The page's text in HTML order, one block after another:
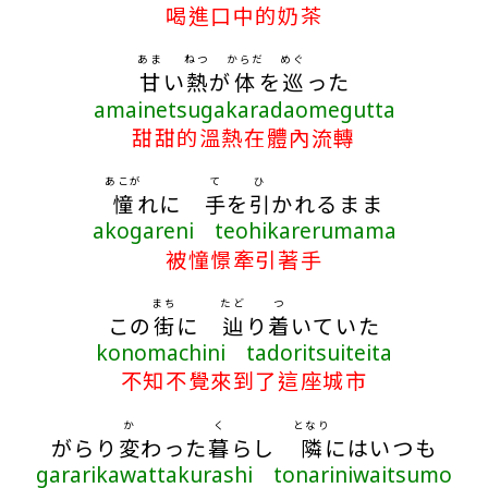
喝進口中的奶茶
甘
あま
い熱
ねつ
が体
からだ
を巡
めぐ
った
amainetsugakaradaomegutta
甜甜的溫熱在體內流轉
憧
あこが
れに 手
て
を引
ひ
かれるまま
akogareni teohikarerumama
被憧憬牽引著手
この街
まち
に 辿
たど
り 着
つ
いていた
konomachini tadoritsuiteita
不知不覺來到了這座城市
がらり 変
か
わった暮
く
らし 隣
となり
にはいつも
gararikawattakurashi tonariniwaitsumo